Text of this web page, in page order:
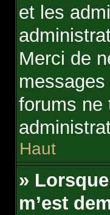
et les
Merci de
forums ne
Haut
»
m’est